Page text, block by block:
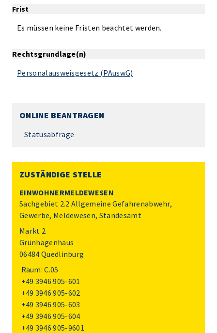
Frist
Es müssen keine Fristen beachtet werden.
Rechtsgrundlage(n)
Personalausweisgesetz (PAuswG)
ONLINE BEANTRAGEN
Statusabfrage
ZUSTÄNDIGE STELLE
EINWOHNERMELDEWESEN
Sachgebiet 2.2 Allgemeine Gefahrenabwehr,
Gewerbe, Meldewesen, Standesamt
Markt 2
Grünhagenhaus
06484 Quedlinburg
Raum: C.05
+49 3946 905-601
+49 3946 905-602
+49 3946 905-603
+49 3946 905-604
+49 3946 905-9601